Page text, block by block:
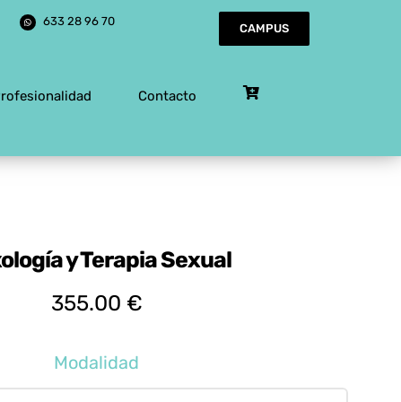
633 28 96 70
CAMPUS
Contacto
y Terapia Sexual
355.00 €
Modalidad